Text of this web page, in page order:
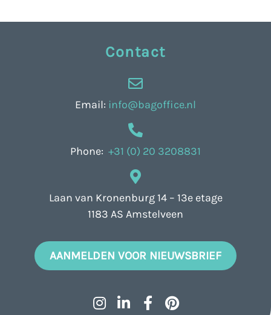
Contact
Email: info@bagoffice.nl
Phone: +31 (0) 20 3208831
Laan van Kronenburg 14 – 13e etage
1183 AS Amstelveen
AANMELDEN VOOR NIEUWSBRIEF